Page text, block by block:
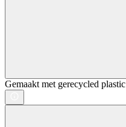
Gemaakt met gerecycled plastic